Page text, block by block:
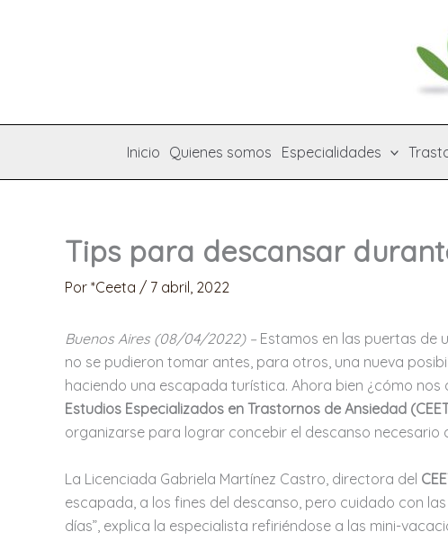
Inicio Quienes somos Especialidades
Tips para descansar
Por *Ceeta / 7 abril, 2022
Buenos Aires (08/04/2022) – Estamos en las puertas de
no se pudieron tomar antes, para otros, una nueva
haciendo una escapada turística. Ahora bien ¿cómo
Estudios Especializados en Trastornos de Ansiedad
organizarse para lograr concebir el descanso
La Licenciada Gabriela Martínez Castro, directora del
escapada, a los fines del descanso, pero cuidado con
días”, explica la especialista refiriéndose a las mini-